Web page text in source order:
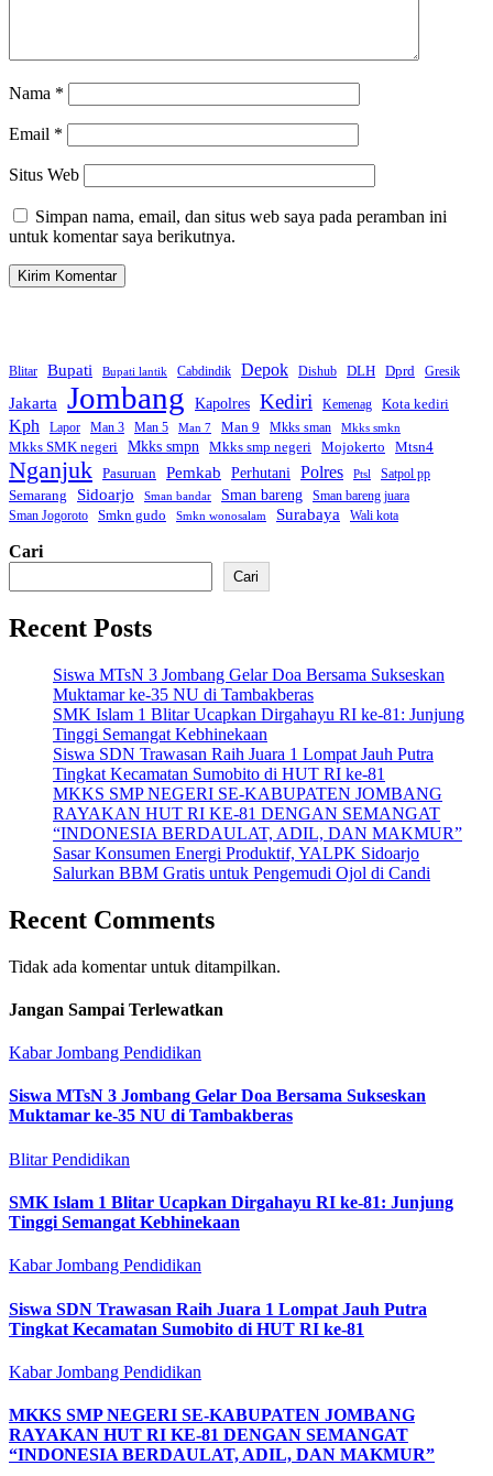
Nama *
Email *
Situs Web
Simpan nama, email, dan situs web saya pada peramban ini
untuk komentar saya berikutnya.
Blitar Bupati Bupati lantik Cabdindik Depok Dishub DLH Dprd Gresik
Jakarta Jombang Kapolres Kediri Kemenag Kota kediri
Kph Lapor Man 3 Man 5 Man 7 Man 9 Mkks sman Mkks smkn
Mkks SMK negeri Mkks smpn Mkks smp negeri Mojokerto Mtsn4
Nganjuk Pasuruan Pemkab Perhutani Polres Ptsl Satpol pp
Semarang Sidoarjo Sman bandar Sman bareng
Sman bareng juara
Sman Jogoroto
Smkn gudo Smkn wonosalam Surabaya Wali kota
Cari
Cari
Recent Posts
Siswa MTsN 3 Jombang Gelar Doa Bersama Sukseskan
Muktamar ke-35 NU di Tambakberas
SMK Islam 1 Blitar Ucapkan Dirgahayu RI ke-81: Junjung
Tinggi Semangat Kebhinekaan
Siswa SDN Trawasan Raih Juara 1 Lompat Jauh Putra
Tingkat Kecamatan Sumobito di HUT RI ke-81
MKKS SMP NEGERI SE-KABUPATEN JOMBANG
RAYAKAN HUT RI KE-81 DENGAN SEMANGAT
“INDONESIA BERDAULAT, ADIL, DAN MAKMUR”
Sasar Konsumen Energi Produktif, YALPK Sidoarjo
Salurkan BBM Gratis untuk Pengemudi Ojol di Candi
Recent Comments
Tidak ada komentar untuk ditampilkan.
Jangan Sampai Terlewatkan
Kabar Jombang Pendidikan
Siswa MTsN 3 Jombang Gelar Doa Bersama Sukseskan
Muktamar ke-35 NU di Tambakberas
BlitarPendidikan
SMK Islam 1 Blitar Ucapkan Dirgahayu RI ke-81: Junjung
Tinggi Semangat Kebhinekaan
Kabar Jombang Pendidikan
Siswa SDN Trawasan Raih Juara 1 Lompat Jauh Putra
Tingkat Kecamatan Sumobito di HUT RI ke-81
Kabar Jombang Pendidikan
MKKS SMP NEGERI SE-KABUPATEN JOMBANG
RAYAKAN HUT RI KE-81 DENGAN SEMANGAT
“INDONESIA BERDAULAT, ADIL, DAN MAKMUR”